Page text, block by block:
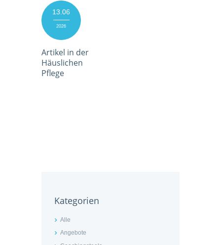
13.06
2026
Artikel in der
Häuslichen
Pflege
Kategorien
Alle
Angebote